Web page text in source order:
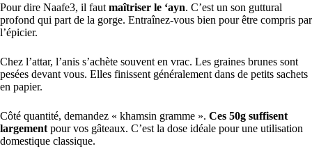
Pour dire Naafe3, il faut maîtriser le ‘ayn. C’est un son guttural
profond qui part de la gorge. Entraînez-vous bien pour être compris par
l’épicier.
Chez l’attar, l’anis s’achète souvent en vrac. Les graines brunes sont
pesées devant vous. Elles finissent généralement dans de petits sachets
en papier.
Côté quantité, demandez « khamsin gramme ». Ces 50g suffisent
largement pour vos gâteaux. C’est la dose idéale pour une utilisation
domestique classique.